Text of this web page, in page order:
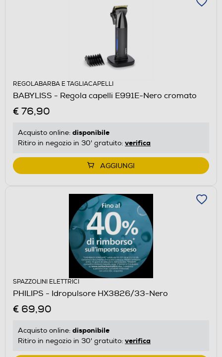
REGOLABARBA E TAGLIACAPELLI
BABYLISS - Regola capelli E991E-Nero cromato
€ 76,90
Acquisto online: disponibile
Ritiro in negozio in 30' gratuito: verifica
AGGIUNGI
SPAZZOLINI ELETTRICI
PHILIPS - Idropulsore HX3826/33-Nero
€ 69,90
Acquisto online: disponibile
Ritiro in negozio in 30' gratuito: verifica